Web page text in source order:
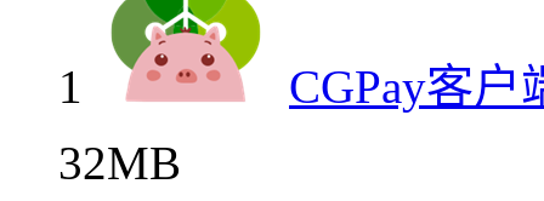
1
CGPay客
32MB